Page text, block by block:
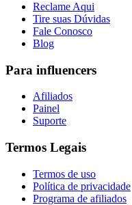
Reclame Aqui
Tire suas Dúvidas
Fale Conosco
Blog
Para influencers
Afiliados
Painel
Suporte
Termos Legais
Termos de uso
Política de privacidade
Programa de afiliados